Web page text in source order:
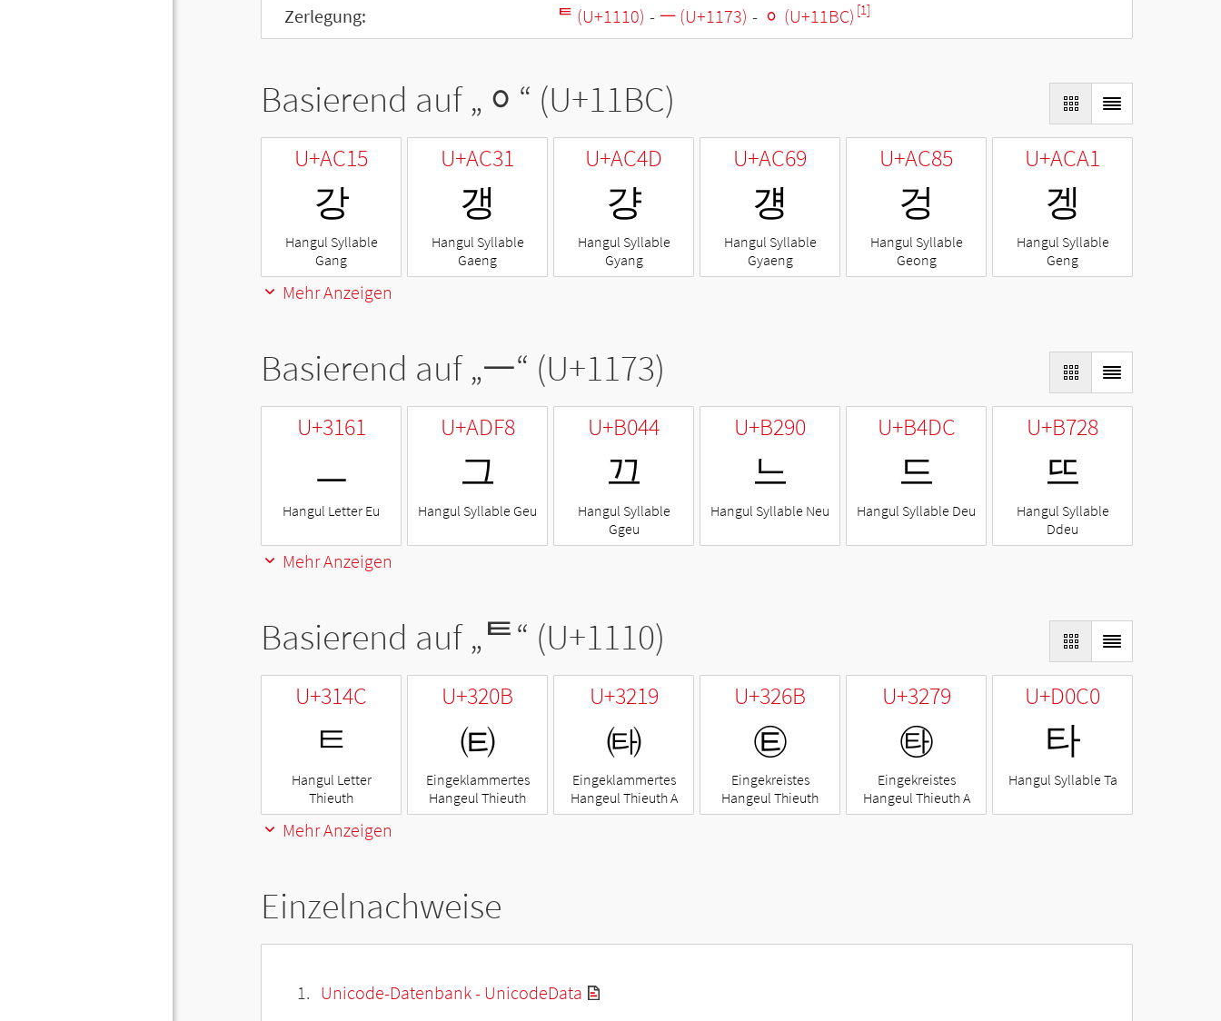
Zerlegung:
ᄐ (U+1110) - ᅳ (U+1173) - ᆼ (U+11BC) [1]
Basierend auf „ ᆼ “ (U+11BC)
U+AC15
강
Hangul Syllable
Gang
U+AC31
갱
Hangul Syllable
Gaeng
U+AC4D
걍
Hangul Syllable
Gyang
U+AC69
걩
Hangul Syllable
Gyaeng
U+AC85
겅
Hangul Syllable
Geong
U+ACA1
겡
Hangul Syllable
Geng
Mehr Anzeigen
Basierend auf „ᅳ“ (U+1173)
U+3161
ㅡ
Hangul Letter Eu
U+ADF8
그
Hangul Syllable Geu
U+B044
끄
Hangul Syllable
Ggeu
U+B290
느
Hangul Syllable Neu
U+B4DC
드
Hangul Syllable Deu
U+B728
뜨
Hangul Syllable
Ddeu
Mehr Anzeigen
Basierend auf „ᄐ“ (U+1110)
U+314C
ㅌ
Hangul Letter
Thieuth
U+320B
㈋
Eingeklammertes
Hangeul Thieuth
U+3219
㈙
Eingeklammertes
Hangeul Thieuth A
U+326B
㉫
Eingekreistes
Hangeul Thieuth
U+3279
㉹
Eingekreistes
Hangeul Thieuth A
U+D0C0
타
Hangul Syllable Ta
Mehr Anzeigen
Einzelnachweise
Unicode-Datenbank - UnicodeData